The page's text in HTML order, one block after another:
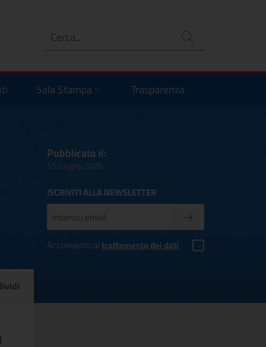
Ricerca
Sala Stampa Trasparenza
Pubblicato il:
15 Giugno 2026
ISCRIVITI ALLA NEWSLETTER
Conferma iscrizione
Acconsento altrattamento dei dati